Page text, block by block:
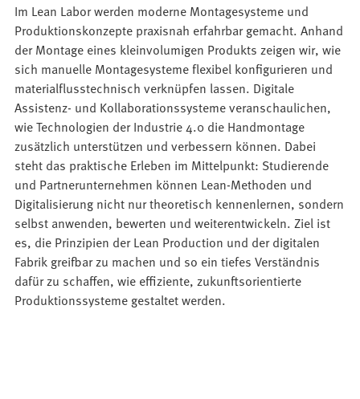
Im Lean Labor werden moderne Montagesysteme und
Produktionskonzepte praxisnah erfahrbar gemacht. Anhand
der Montage eines kleinvolumigen Produkts zeigen wir, wie
sich manuelle Montagesysteme flexibel konfigurieren und
materialflusstechnisch verknüpfen lassen. Digitale
Assistenz- und Kollaborationssysteme veranschaulichen,
wie Technologien der Industrie 4.0 die Handmontage
zusätzlich unterstützen und verbessern können. Dabei
steht das praktische Erleben im Mittelpunkt: Studierende
und Partnerunternehmen können Lean-Methoden und
Digitalisierung nicht nur theoretisch kennenlernen, sondern
selbst anwenden, bewerten und weiterentwickeln. Ziel ist
es, die Prinzipien der Lean Production und der digitalen
Fabrik greifbar zu machen und so ein tiefes Verständnis
dafür zu schaffen, wie effiziente, zukunftsorientierte
Produktionssysteme gestaltet werden.